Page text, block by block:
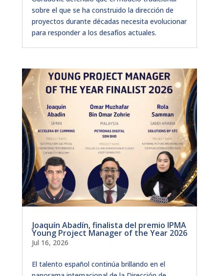
sobre el que se ha construido la dirección de
proyectos durante décadas necesita evolucionar
para responder a los desafíos actuales.
Joaquín Abadín, finalista del premio IPMA
Young Project Manager of the Year 2026
Jul 16, 2026
El talento español continúa brillando en el